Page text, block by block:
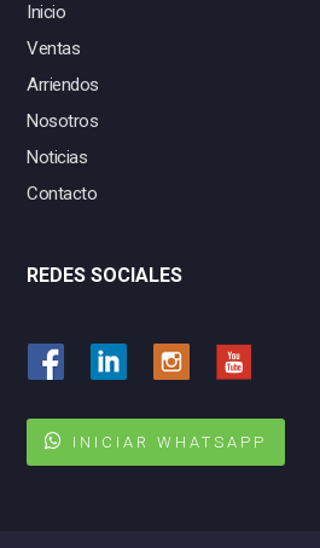
Inicio
Ventas
Arriendos
Nosotros
Noticias
Contacto
REDES SOCIALES
INICIAR WHATSAPP